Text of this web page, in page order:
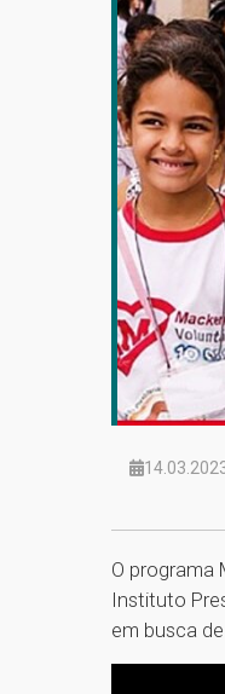
O programa
Instituto
em busca